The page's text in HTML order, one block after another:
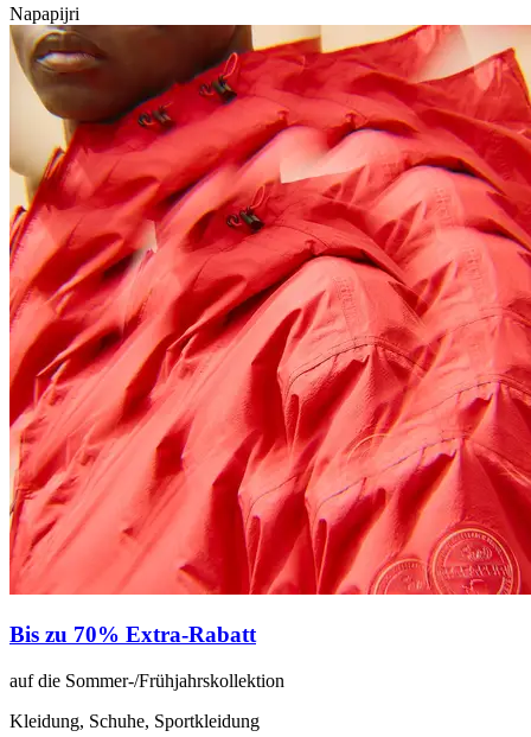
Napapijri
Bis zu 70% Extra-Rabatt
auf die Sommer-/Frühjahrskollektion
Kleidung, Schuhe, Sportkleidung